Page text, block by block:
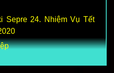
Sepre 24. Nhiệm Vụ Tết